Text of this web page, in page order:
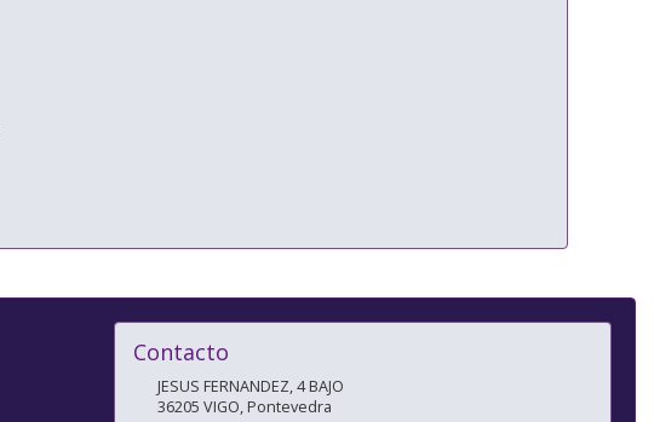
Contacto
JESUS FERNANDEZ, 4 BAJO
36205 VIGO,Pontevedra